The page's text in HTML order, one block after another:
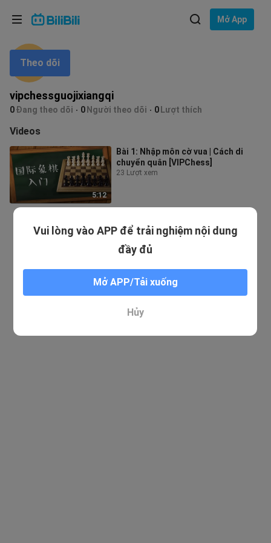
Mở App
vipchessguojixiangqi
0Đang theo dõi 0 Người theo dõi 0 Lượt thích
Theo dõi
Videos
5:12
Bài 1: Nhập môn cờ vua | Cách di
chuyển quân [VIPChess]
23 Lượt xem
Ngôn ngữ: Tiếng Việt
Lựa chọn ngôn ngữ
English
ภาษาไทย
Tiếng Việt
Bahasa Melayu
Vui lòng vào APP để trải nghiệm nội dung
đầy đủ
Mở APP/Tải xuống
Hủy